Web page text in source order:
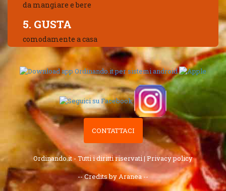
da mangiare e bere
5. GUSTA
comodamente a casa
CONTATTACI
Ordinando.it - Tutti i diritti riservati | Privacy policy
-- Credits by Aranea --